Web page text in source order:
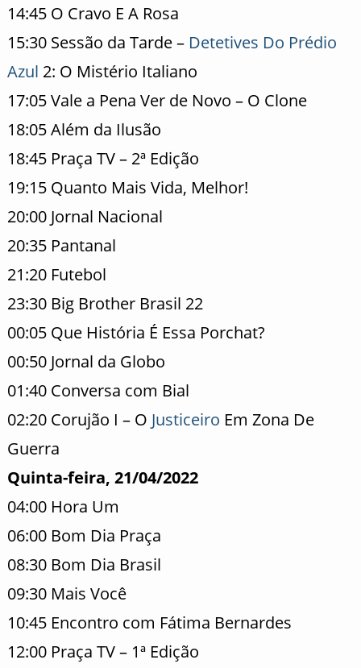
14:45 O Cravo E A Rosa
15:30 Sessão da Tarde – Detetives Do Prédio
Azul 2: O Mistério Italiano
17:05 Vale a Pena Ver de Novo – O Clone
18:05 Além da Ilusão
18:45 Praça TV – 2ª Edição
19:15 Quanto Mais Vida, Melhor!
20:00 Jornal Nacional
20:35 Pantanal
21:20 Futebol
23:30 Big Brother Brasil 22
00:05 Que História É Essa Porchat?
00:50 Jornal da Globo
01:40 Conversa com Bial
02:20 Corujão I – O Justiceiro Em Zona De
Guerra
Quinta-feira, 21/04/2022
04:00 Hora Um
06:00 Bom Dia Praça
08:30 Bom Dia Brasil
09:30 Mais Você
10:45 Encontro com Fátima Bernardes
12:00 Praça TV – 1ª Edição